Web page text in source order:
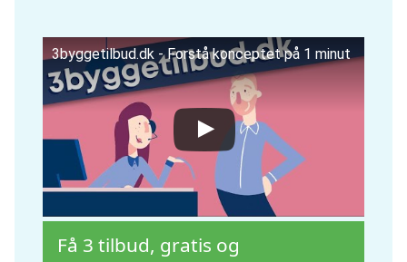
3byggetilbud.dk - Forstå konceptet på 1 minut
Få 3 tilbud, gratis og